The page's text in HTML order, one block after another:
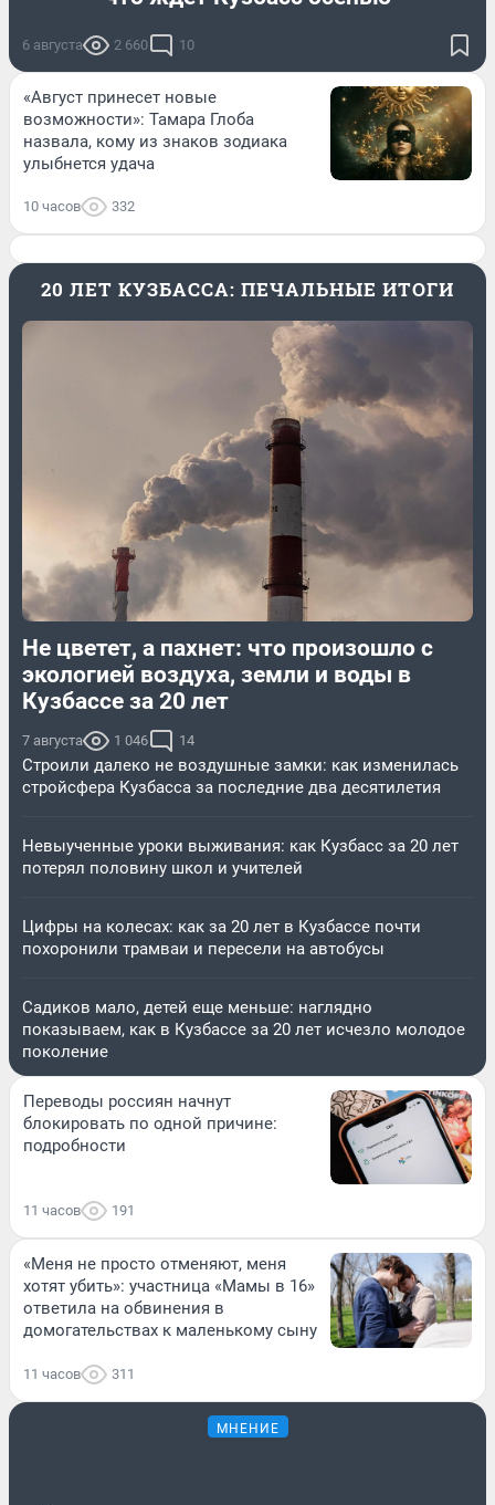
6 августа 2 660 10
«Август принесет новые
возможности»: Тамара Глоба
назвала, кому из знаков зодиака
улыбнется удача
10 часов 332
20 ЛЕТ КУЗБАССА: ПЕЧАЛЬНЫЕ ИТОГИ
Не цветет, а пахнет: что произошло с
экологией воздуха, земли и воды в
Кузбассе за 20 лет
7 августа 1 046 14
Строили далеко не воздушные замки: как изменилась
стройсфера Кузбасса за последние два десятилетия
Невыученные уроки выживания: как Кузбасс за 20 лет
потерял половину школ и учителей
Цифры на колесах: как за 20 лет в Кузбассе почти
похоронили трамваи и пересели на автобусы
Садиков мало, детей еще меньше: наглядно
показываем, как в Кузбассе за 20 лет исчезло молодое
поколение
Переводы россиян начнут
блокировать по одной причине:
подробности
11 часов 191
«Меня не просто отменяют, меня
хотят убить»: участница «Мамы в 16»
ответила на обвинения в
домогательствах к маленькому сыну
11 часов 311
МНЕНИЕ